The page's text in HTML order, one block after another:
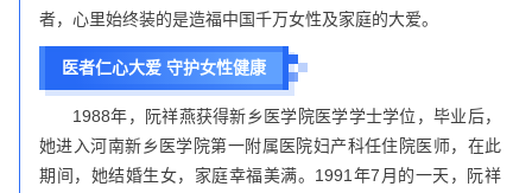
者，心里始终装的是造福中国千万女性及家庭的大爱。
医者仁心大爱 守护女性健康
1988年，阮祥燕获得新乡医学院医学学士学位，毕业后，
她进入河南新乡医学院第一附属医院妇产科任住院医师，在此
期间，她结婚生女，家庭幸福美满。1991年7月的一天，阮祥